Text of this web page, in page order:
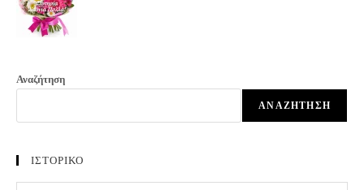
Αναζήτηση
ΑΝΑΖΉΤΗΣΗ
ΙΣΤΟΡΙΚΟ